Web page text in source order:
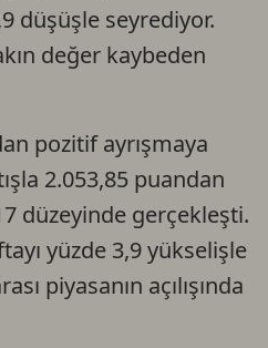
düşüşle seyrediyor.
değer kaybeden
pozitif ayrışmaya
2.053,85 puandan
düzeyinde gerçekleşti.
yüzde 3,9 yükselişle
piyasanın açılışında